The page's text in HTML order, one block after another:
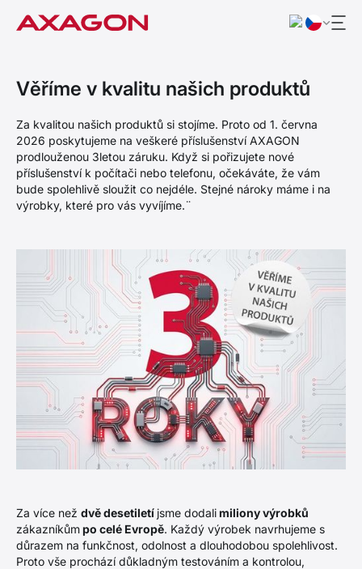
Věříme v kvalitu našich produktů
Za kvalitou našich produktů si stojíme. Proto od 1. června
2026 poskytujeme na veškeré příslušenství AXAGON
prodlouženou 3letou záruku. Když si pořizujete nové
příslušenství k počítači nebo telefonu, očekáváte, že vám
bude spolehlivě sloužit co nejdéle. Stejné nároky máme i na
výrobky, které pro vás vyvíjíme.¨
Za více než dvě desetiletí jsme dodalimiliony výrobků
zákazníkůmpo celé Evropě. Každý výrobek navrhujeme s
důrazem na funkčnost, odolnost a dlouhodobou spolehlivost.
Proto vše prochází důkladným testováním a kontrolou,